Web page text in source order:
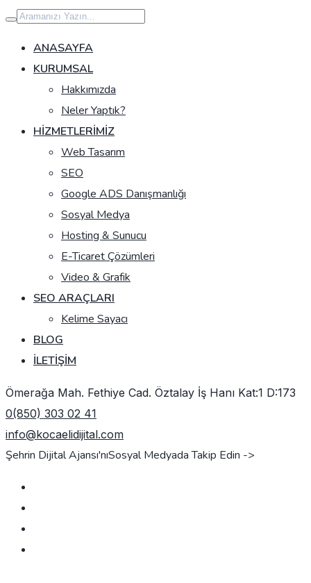
İçeriğe
geç
ANASAYFA
KURUMSAL
Hakkımızda
Neler Yaptık?
HIZMETLERIMIZ
Web Tasarım
SEO
Google ADS Danışmanlığı
Sosyal Medya
Hosting & Sunucu
E-Ticaret Çözümleri
Video & Grafik
SEO ARAÇLARI
Kelime Sayacı
BLOG
İLETIŞIM
Ömerağa Mah. Fethiye Cad. Öztalay İş Hanı Kat:1 D:173
0(850) 303 02 41
info@kocaelidijital.com
Şehrin Dijital Ajansı'nıSosyal Medyada Takip Edin ->